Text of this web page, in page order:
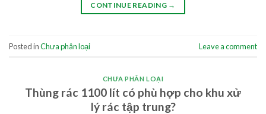
CONTINUE READING →
Posted inChưa phân loại Leave a comment
CHƯA PHÂN LOẠI
Thùng rác 1100 lít có phù hợp cho khu xử
lý rác tập trung?